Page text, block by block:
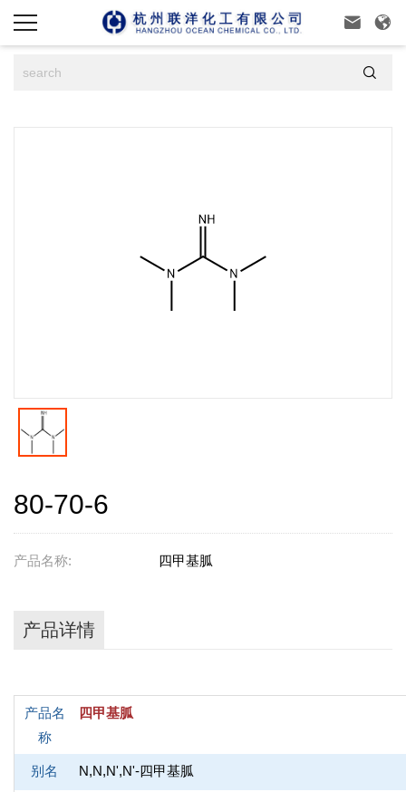
 

80-70-6
产品名称: 四甲基胍
产品详情
产品名
称
四甲基胍
别名 N,N,N',N'-四甲基胍